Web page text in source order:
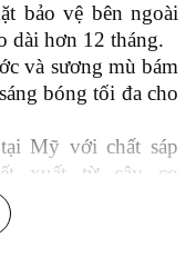
bảo vệ bên ngoài
dài hơn 12 tháng.
và sương mù bám
bóng tối đa cho
Mỹ với chất sáp
xuất từ cây cọ
đánh bóng và phục
quả.